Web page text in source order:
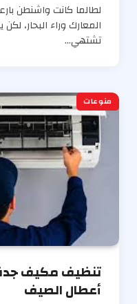
لطالما كانت واشنطن
المعارك وراء البحار، لكن
تشتهي…
منوعات
تنظيف مكيف
أعطال الصيف